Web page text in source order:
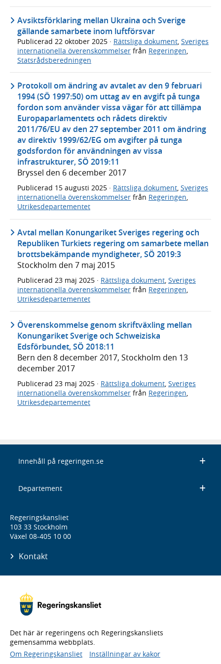
Avsiktsförklaring mellan Ukraina och Sverige
gällande samarbete inom luftförsvar
Publicerad 22 oktober 2025 · Rättsliga dokument Sveriges
internationella överenskommelser från Regeringen
Statsrådsberedningen
Protokoll om ändring av avtalet av den 9 februari
1994 (SÖ 1997:50) om uttag av en avgift på tunga
fordon som använder vissa vägar för att tillämpa
Europaparlamentets och rådets direktiv
2011/76/EU av den 27 september 2011 om ändring
av direktiv 1999/62/EG om avgifter på tunga
godsfordon för användningen av vissa
infrastrukturer, SÖ 2019:11
Bryssel den 6 december 2017
Publicerad 15 augusti 2025 · Rättsliga dokument, Sveriges
internationella överenskommelser från Regeringen,
Utrikesdepartementet
Avtal mellan Konungariket Sveriges regering och
Republiken Turkiets regering om samarbete mellan
brottsbekämpande myndigheter, SÖ 2019:3
Stockholm den 7 maj 2015
Publicerad 23 maj 2025 · Rättsliga dokument, Sveriges
internationella överenskommelser från Regeringen,
Utrikesdepartementet
Överenskommelse genom skriftväxling mellan
Konungariket Sverige och Schweiziska
Edsförbundet, SÖ 2018:11
Bern den 8 december 2017, Stockholm den 13
december 2017
Publicerad 23 maj 2025 · Rättsliga dokument Sveriges
internationella överenskommelser från Regeringen
Utrikesdepartementet
Innehåll på regeringen.se
Departement
Regeringskansliet
103 33 Stockholm
Växel 08-405 10 00
Kontakt
Det här är regeringens och Regeringskansliets
gemensamma webbplats.
Om Regeringskansliet
Inställningar av kakor